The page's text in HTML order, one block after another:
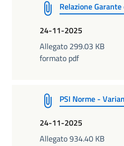
Relazione
24-11-2025
Allegato 299.03 KB
formato pdf
PSI Norme -
24-11-2025
Allegato 934.40 KB